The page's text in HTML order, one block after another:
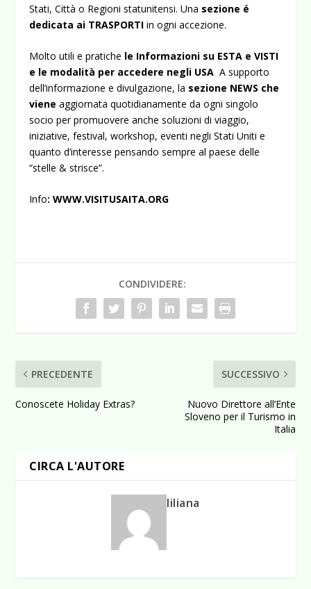
Stati, Città o Regioni statunitensi. Una sezione é
dedicata ai TRASPORTIin ogni accezione.
Molto utili e pratiche le Informazioni su ESTA e VISTI
e le modalità per accedere negli USA A supporto
dell’informazione e divulgazione, la sezione NEWS che
vieneaggiornata quotidianamente da ogni singolo
socio per promuovere anche soluzioni di viaggio,
iniziative, festival, workshop, eventi negli Stati Uniti e
quanto d’interesse pensando sempre al paese delle
“stelle & strisce”.
Info:WWW.VISITUSAITA.ORG
CONDIVIDERE:
PRECEDENTE
Conoscete Holiday Extras?
SUCCESSIVO
Nuovo Direttore all’Ente
Sloveno per il Turismo in
Italia
CIRCA L'AUTORE
liliana